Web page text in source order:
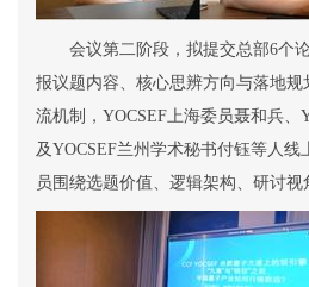
会议第二阶段 ， 拟提交总部6个
报议题内容、核心思辨方向与落地规
流机制， YOCSEF上海委员聂和兵、
及YOCSEF兰州 学术秘书付钰等人线
员围绕选题价值、逻辑架构、研讨视